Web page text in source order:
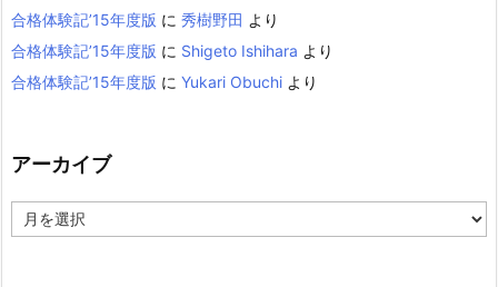
合格体験記’15年度版 に 秀樹野田 より
合格体験記’15年度版 に Shigeto Ishihara より
合格体験記’15年度版 に Yukari Obuchi より
アーカイブ
ー